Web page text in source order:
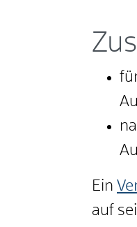
Ein
auf